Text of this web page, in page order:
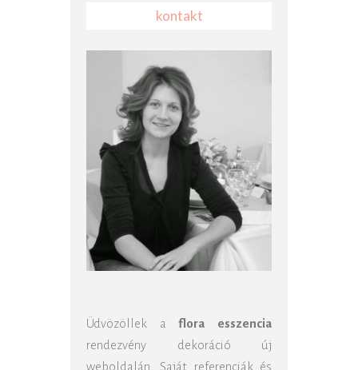
kontakt
Üdvözöllek aflora esszencia
rendezvény dekoráció új
weboldalán. Saját referenciák és